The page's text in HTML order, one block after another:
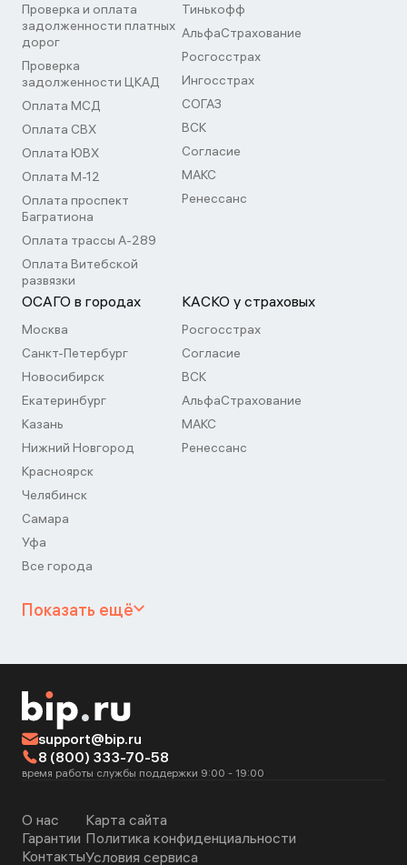
Проверка и оплата
задолженности платных
дорог
Проверка
задолженности ЦКАД
Оплата МСД
Оплата СВХ
Оплата ЮВХ
Оплата М-12
Оплата проспект
Багратиона
Оплата трассы А-289
Оплата Витебской
развязки
Тинькофф
АльфаСтрахование
Росгосстрах
Ингосстрах
СОГАЗ
ВСК
Согласие
МАКС
Ренессанс
ОСАГО в городах
Москва
Санкт-Петербург
Новосибирск
Екатеринбург
Казань
Нижний Новгород
Красноярск
Челябинск
Самара
Уфа
Все города
КАСКО у страховых
Росгосстрах
Согласие
ВСК
АльфаСтрахование
МАКС
Ренессанс
Показать ещё
support@bip.ru
8 (800) 333-70-58
время работы службы поддержки 9:00 - 19:00
О нас
Гарантии
Контакты
Карта сайта
Политика конфиденциальности
Условия сервиса